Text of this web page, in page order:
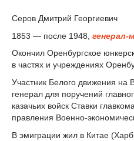
Серов Дмитрий Георгиевич
1853 — после 1948, генерал-
Окончил Оренбургское
в частях и учреждениях
Участник Белого движения
генерал для поручений
казачьих войск Ставки главкома
правления Военно-
В эмиграции жил в Китае